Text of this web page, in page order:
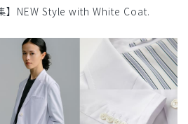
】NEW Style with White Coat.